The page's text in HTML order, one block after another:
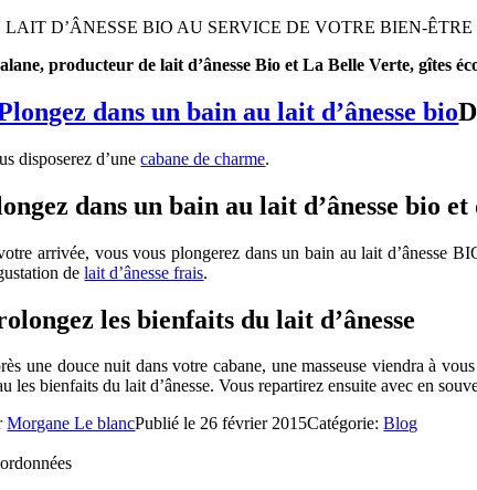
LAIT D’ÂNESSE BIO AU SERVICE DE VOTRE BIEN-
producteur de lait d’ânesse Bio et La Belle Verte, gîtes
disposerez d’unecabane de charme.
dans un bain au lait d’ânesse bio
arrivée, vous vous plongerez dans un bain au lait d’ânesse
delait d’ânesse frais.
les bienfaits du lait d’ânesse
une douce nuit dans votre cabane, une masseuse viendra à
les bienfaits du lait d’ânesse. Vous repartirez ensuite avec en
Morgane Le blancPublié le 26 février 2015Catégorie:Blog